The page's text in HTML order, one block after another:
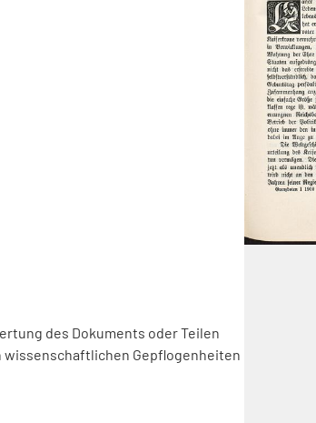
des Dokuments oder Teilen
wissenschaftlichen Gepflogenheiten